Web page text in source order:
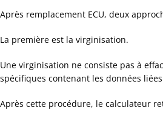
Après remplacement ECU, deux
La première est la virginisation.
Une virginisation ne consiste pas à
spécifiques contenant les données
Après cette procédure, le calculateur